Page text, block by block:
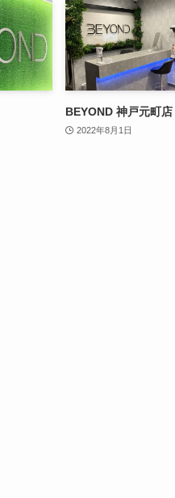
BEYOND 神戸元町店
2022年8月1日